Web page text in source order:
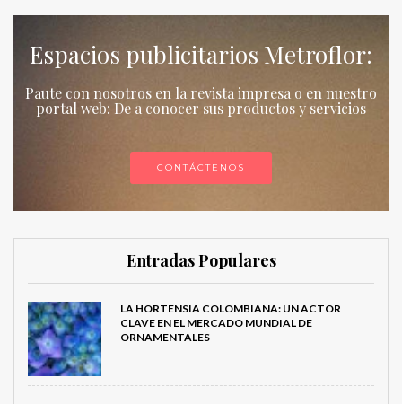
Espacios publicitarios Metroflor:
Paute con nosotros en la revista impresa o en nuestro
portal web: De a conocer sus productos y servicios
CONTÁCTENOS
Entradas Populares
LA HORTENSIA COLOMBIANA: UN ACTOR
CLAVE EN EL MERCADO MUNDIAL DE
ORNAMENTALES